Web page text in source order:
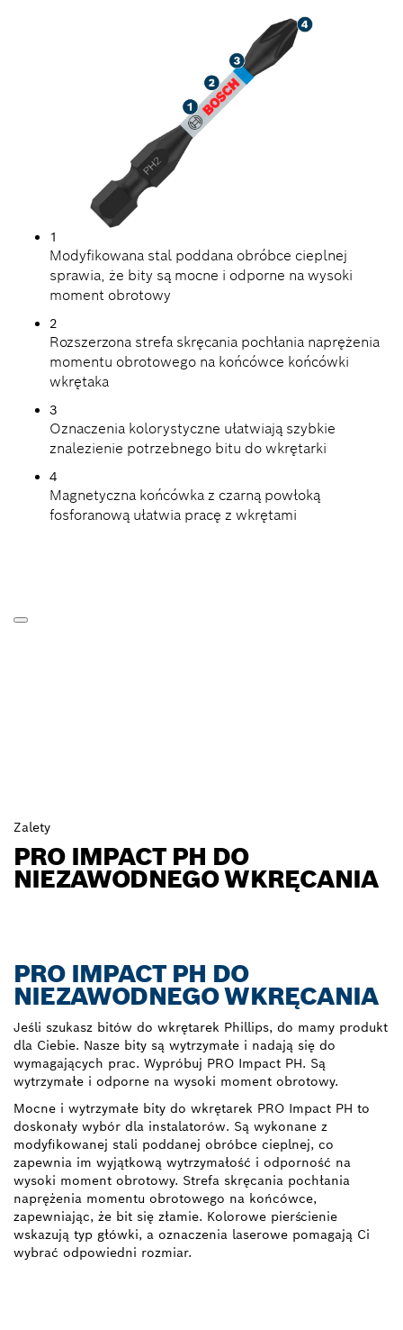
1
Modyfikowana stal poddana obróbce cieplnej
sprawia, że bity są mocne i odporne na wysoki
moment obrotowy
2
Rozszerzona strefa skręcania pochłania naprężenia
momentu obrotowego na końcówce końcówki
wkrętaka
3
Oznaczenia kolorystyczne ułatwiają szybkie
znalezienie potrzebnego bitu do wkrętarki
4
Magnetyczna końcówka z czarną powłoką
fosforanową ułatwia pracę z wkrętami
Zalety
PRO IMPACT PH DO
NIEZAWODNEGO WKRĘCANIA
PRO IMPACT PH DO
NIEZAWODNEGO WKRĘCANIA
Jeśli szukasz bitów do wkrętarek Phillips, do mamy produkt
dla Ciebie. Nasze bity są wytrzymałe i nadają się do
wymagających prac. Wypróbuj PRO Impact PH. Są
wytrzymałe i odporne na wysoki moment obrotowy.
Mocne i wytrzymałe bity do wkrętarek PRO Impact PH to
doskonały wybór dla instalatorów. Są wykonane z
modyfikowanej stali poddanej obróbce cieplnej, co
zapewnia im wyjątkową wytrzymałość i odporność na
wysoki moment obrotowy. Strefa skręcania pochłania
naprężenia momentu obrotowego na końcówce,
zapewniając, że bit się złamie. Kolorowe pierścienie
wskazują typ główki, a oznaczenia laserowe pomagają Ci
wybrać odpowiedni rozmiar.